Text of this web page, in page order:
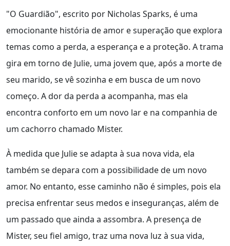
"O Guardião", escrito por Nicholas Sparks, é uma
emocionante história de amor e superação que explora
temas como a perda, a esperança e a proteção. A trama
gira em torno de Julie, uma jovem que, após a morte de
seu marido, se vê sozinha e em busca de um novo
começo. A dor da perda a acompanha, mas ela
encontra conforto em um novo lar e na companhia de
um cachorro chamado Mister.
À medida que Julie se adapta à sua nova vida, ela
também se depara com a possibilidade de um novo
amor. No entanto, esse caminho não é simples, pois ela
precisa enfrentar seus medos e inseguranças, além de
um passado que ainda a assombra. A presença de
Mister, seu fiel amigo, traz uma nova luz à sua vida,